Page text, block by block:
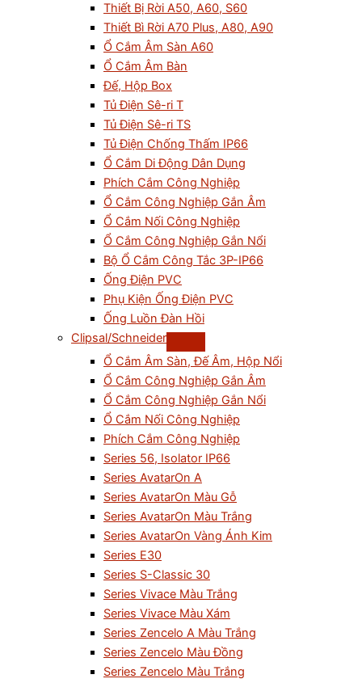
Thiết Bị Rời A50, A60, S60
Thiết Bì Rời A70 Plus, A80, A90
Ổ Cắm Âm Sàn A60
Ổ Cắm Âm Bàn
Đế, Hộp Box
Tủ Điện Sê-ri T
Tủ Điện Sê-ri TS
Tủ Điện Chống Thấm IP66
Ổ Cắm Di Động Dân Dụng
Phích Cắm Công Nghiệp
Ổ Cắm Công Nghiệp Gắn Âm
Ổ Cắm Nối Công Nghiệp
Ổ Cắm Công Nghiệp Gắn Nổi
Bộ Ổ Cắm Công Tắc 3P-IP66
Ống Điện PVC
Phụ Kiện Ống Điện PVC
Ống Luồn Đàn Hồi
Clipsal/Schneider
Ổ Cắm Âm Sàn, Đế Âm, Hộp Nổi
Ổ Cắm Công Nghiệp Gắn Âm
Ổ Cắm Công Nghiệp Gắn Nổi
Ổ Cắm Nối Công Nghiệp
Phích Cắm Công Nghiệp
Series 56, Isolator IP66
Series AvatarOn A
Series AvatarOn Màu Gỗ
Series AvatarOn Màu Trắng
Series AvatarOn Vàng Ánh Kim
Series E30
Series S-Classic 30
Series Vivace Màu Trắng
Series Vivace Màu Xám
Series Zencelo A Màu Trắng
Series Zencelo Màu Đồng
Series Zencelo Màu Trắng